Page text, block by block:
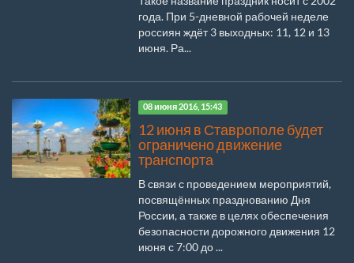
года. При 5-дневной рабочей неделе
россиян ждёт 3 выходных: 11, 12 и 13
июня. Ра...
08 июня 2016, 15:43
12 июня в Ставрополе будет
ограничено движение
транспорта
В связи с проведением мероприятий,
посвящённых празднованию Дня
России, а также в целях обеспечения
безопасности дорожного движения 12
июня с 7:00 до ...